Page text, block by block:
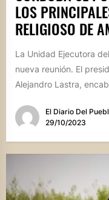
LOS
RELIGIOSO DE
La Unidad Ejecutora
nueva reunión. El
Alejandro Lastra,
El Diario Del
29/10/2023